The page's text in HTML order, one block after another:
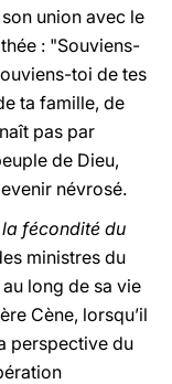
union avec le
: "Souviens-
toi de tes
ta famille, de
pas par
de Dieu,
névrosé.
la fécondité du
ministres du
long de sa vie
Cène, lorsqu’il
perspective du